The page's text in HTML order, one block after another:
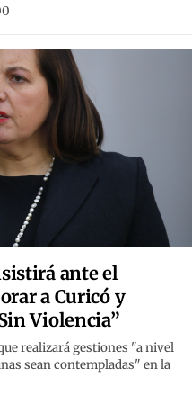
ante el
a Curicó y
Violencia”
realizará gestiones "a nivel
sean contempladas" en la